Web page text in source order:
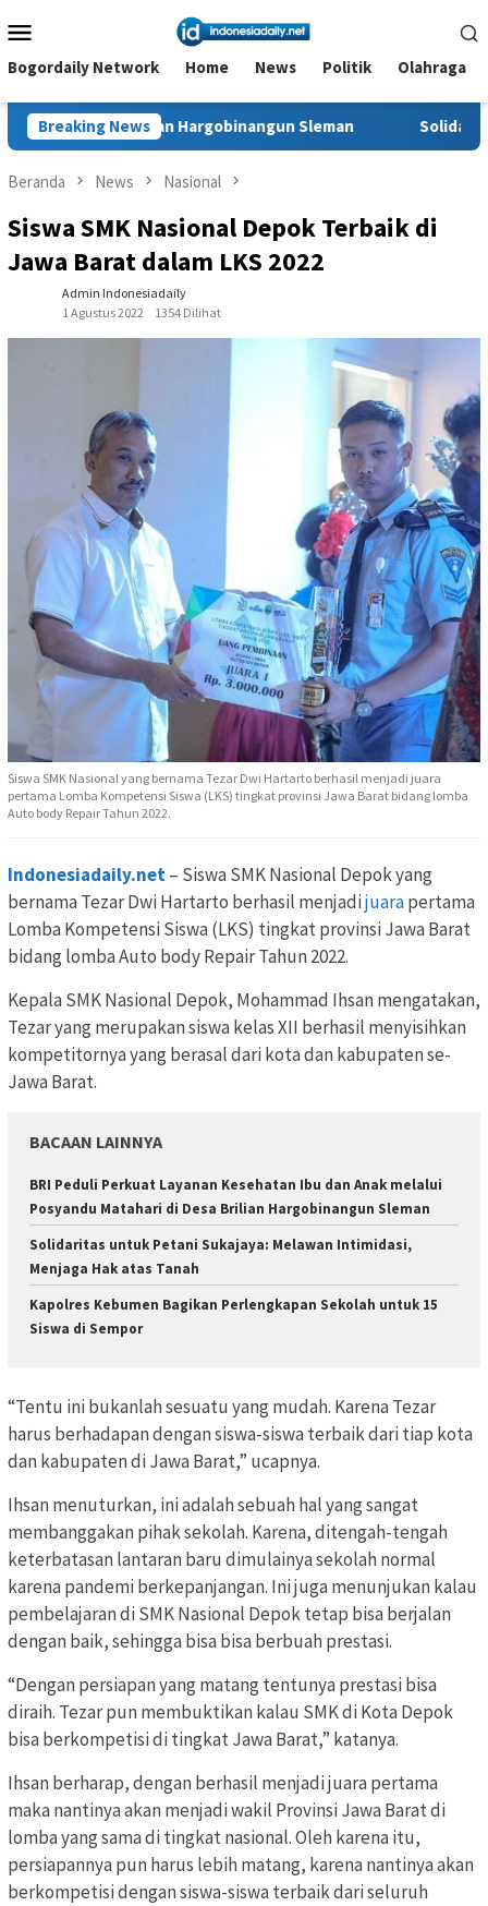
ke
kontenMobile
Bogordaily Network Home News Politik Olahraga
Breaking News
Brilian Hargobinangun Sleman Solidaritas untuk Petani
Beranda News Nasional
Siswa SMK Nasional Depok Terbaik di
Jawa Barat dalam LKS 2022
Admin Indonesiadaily
1 Agustus 2022
1354 Dilihat
Siswa SMK Nasional yang bernama Tezar Dwi Hartarto berhasil menjadi juara
pertama Lomba Kompetensi Siswa (LKS) tingkat provinsi Jawa Barat bidang lomba
Auto body Repair Tahun 2022.
Indonesiadaily.net– Siswa SMK Nasional Depok yang
bernama Tezar Dwi Hartarto berhasil menjadijuarapertama
Lomba Kompetensi Siswa (LKS) tingkat provinsi Jawa Barat
bidang lomba Auto body Repair Tahun 2022.
Kepala SMK Nasional Depok, Mohammad Ihsan mengatakan,
Tezar yang merupakan siswa kelas XII berhasil menyisihkan
kompetitornya yang berasal dari kota dan kabupaten se-
Jawa Barat.
BACAAN LAINNYA
BRI Peduli Perkuat Layanan Kesehatan Ibu dan Anak melalui
Posyandu Matahari di Desa Brilian Hargobinangun Sleman
Solidaritas untuk Petani Sukajaya: Melawan Intimidasi,
Menjaga Hak atas Tanah
Kapolres Kebumen Bagikan Perlengkapan Sekolah untuk 15
Siswa di Sempor
“Tentu ini bukanlah sesuatu yang mudah. Karena Tezar
harus berhadapan dengan siswa-siswa terbaik dari tiap kota
dan kabupaten di Jawa Barat,” ucapnya.
Ihsan menuturkan, ini adalah sebuah hal yang sangat
membanggakan pihak sekolah. Karena, ditengah-tengah
keterbatasan lantaran baru dimulainya sekolah normal
karena pandemi berkepanjangan. Ini juga menunjukan kalau
pembelajaran di SMK Nasional Depok tetap bisa berjalan
dengan baik, sehingga bisa bisa berbuah prestasi.
“Dengan persiapan yang matang tentunya prestasi bisa
diraih. Tezar pun membuktikan kalau SMK di Kota Depok
bisa berkompetisi di tingkat Jawa Barat,” katanya.
Ihsan berharap, dengan berhasil menjadi juara pertama
maka nantinya akan menjadi wakil Provinsi Jawa Barat di
lomba yang sama di tingkat nasional. Oleh karena itu,
persiapannya pun harus lebih matang, karena nantinya akan
berkompetisi dengan siswa-siswa terbaik dari seluruh